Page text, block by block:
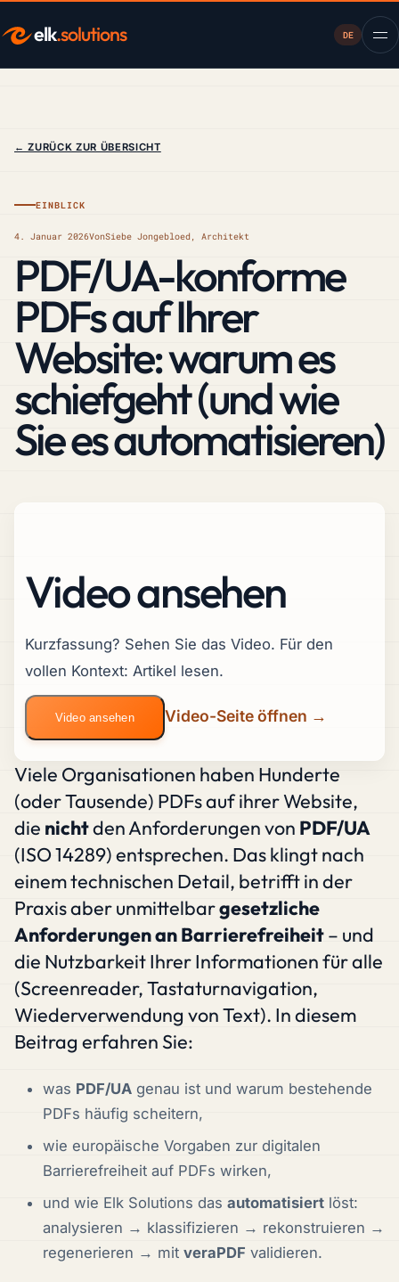
elk.solutions DE
← ZURÜCK ZUR ÜBERSICHT
EINBLICK
4. Januar 2026VonSiebe Jongebloed, Architekt
PDF/UA-konforme
PDFs auf Ihrer
Website: warum es
schiefgeht (und wie
Sie es automatisieren)
Video ansehen
Kurzfassung? Sehen Sie das Video. Für den
vollen Kontext: Artikel lesen.
Video ansehen Video-Seite öffnen →
Viele Organisationen haben Hunderte
(oder Tausende) PDFs auf ihrer Website,
die nichtden Anforderungen von PDF/UA
(ISO 14289) entsprechen. Das klingt nach
einem technischen Detail, betrifft in der
Praxis aber unmittelbargesetzliche
Anforderungen an Barrierefreiheit– und
die Nutzbarkeit Ihrer Informationen für alle
(Screenreader, Tastaturnavigation,
Wiederverwendung von Text). In diesem
Beitrag erfahren Sie:
was PDF/UA genau ist und warum bestehende
PDFs häufig scheitern,
wie europäische Vorgaben zur digitalen
Barrierefreiheit auf PDFs wirken,
und wie Elk Solutions das automatisiert löst:
analysieren → klassifizieren → rekonstruieren →
regenerieren → mit veraPDF validieren.